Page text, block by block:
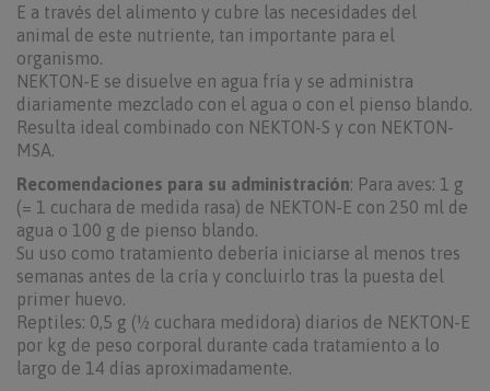
E a través del alimento y cubre las necesidades del
animal de este nutriente, tan importante para el
organismo.
NEKTON-E se disuelve en agua fría y se administra
diariamente mezclado con el agua o con el pienso blando.
Resulta ideal combinado con NEKTON-S y con NEKTON-
MSA.
Recomendaciones para su administración: Para aves: 1 g
(= 1 cuchara de medida rasa) de NEKTON-E con 250 ml de
agua o 100 g de pienso blando.
Su uso como tratamiento debería iniciarse al menos tres
semanas antes de la cría y concluirlo tras la puesta del
primer huevo.
Reptiles: 0,5 g (½ cuchara medidora) diarios de NEKTON-E
por kg de peso corporal durante cada tratamiento a lo
largo de 14 días aproximadamente.